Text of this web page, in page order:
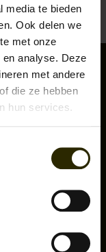
media te bieden
Ook delen we
met onze
analyse. Deze
met andere
die ze hebben
hun services.